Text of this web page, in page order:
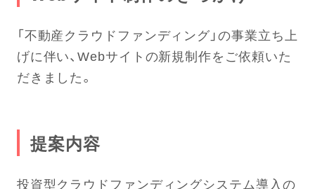
「不動産クラウドファンディング」の事業立ち上
げに伴い、Webサイトの新規制作をご依頼いた
だきました。
提案内容
投資型クラウドファンディングシステム導入の